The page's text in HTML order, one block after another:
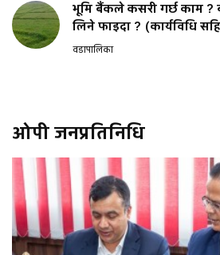
भूमि बैंकले कसरी गर्छ काम ?
लिने फाइदा ? (कार्यविधि
वडापालिका
ओपी जनप्रतिनिधि